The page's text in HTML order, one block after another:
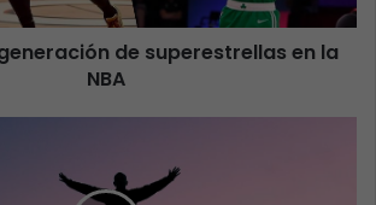
de superestrellas en la
NBA